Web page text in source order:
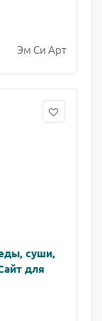
Эм Си Арт
суши,
для